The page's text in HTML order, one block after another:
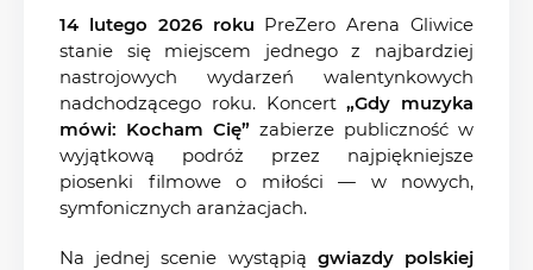
14 lutego 2026 roku PreZero Arena Gliwice
stanie się miejscem jednego z najbardziej
nastrojowych wydarzeń walentynkowych
nadchodzącego roku. Koncert„Gdy muzyka
mówi: Kocham Cię” zabierze publiczność w
wyjątkową podróż przez najpiękniejsze
piosenki filmowe o miłości — w nowych,
symfonicznych aranżacjach.
Na jednej scenie wystąpią gwiazdy polskiej